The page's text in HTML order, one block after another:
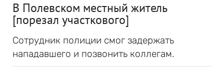
В Полевском местный житель
[порезал участкового]
Сотрудник полиции смог задержать
нападавшего и позвонить коллегам.